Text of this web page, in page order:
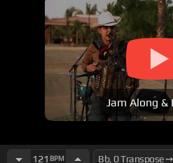
Jam Along &
121 BPM